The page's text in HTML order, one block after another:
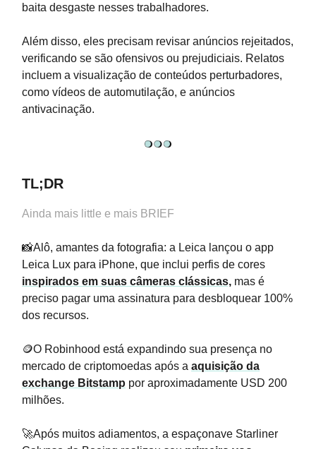
baita desgaste nesses trabalhadores.
Além disso, eles precisam revisar anúncios rejeitados,
verificando se são ofensivos ou prejudiciais. Relatos
incluem a visualização de conteúdos perturbadores,
como vídeos de automutilação, e anúncios
antivacinação.
TL;DR
Ainda mais little e mais BRIEF
📸Alô, amantes da fotografia: a Leica lançou o app
Leica Lux para iPhone, que inclui perfis de cores
inspirados em suas câmeras clássicas, mas é
preciso pagar uma assinatura para desbloquear 100%
dos recursos.
🪙O Robinhood está expandindo sua presença no
mercado de criptomoedas após a aquisição da
exchange Bitstamp por aproximadamente USD 200
milhões.
🚀Após muitos adiamentos, a espaçonave Starliner